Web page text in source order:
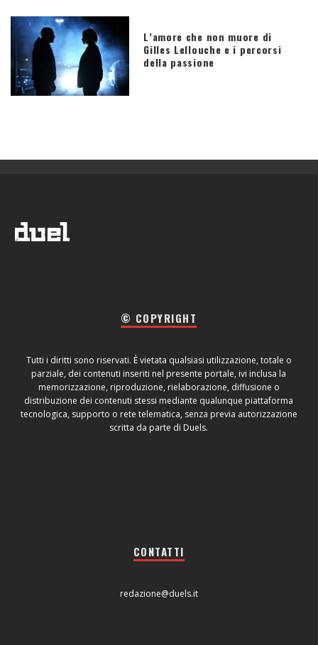
L’amore che non muore di
Gilles Lellouche e i percorsi
della passione
© COPYRIGHT
Tutti i diritti sono riservati. È vietata qualsiasi utilizzazione, totale o
parziale, dei contenuti inseriti nel presente portale, ivi inclusa la
memorizzazione, riproduzione, rielaborazione, diffusione o
distribuzione dei contenuti stessi mediante qualunque piattaforma
tecnologica, supporto o rete telematica, senza previa autorizzazione
scritta da parte di Duels.
CONTATTI
redazione@duels.it